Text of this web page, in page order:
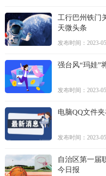
工行巴州铁门
天微头条
发布时间：2023-
强台风“玛娃”
发布时间：2023-
电脑QQ文件
发布时间：2023-
自治区第一届
今日报